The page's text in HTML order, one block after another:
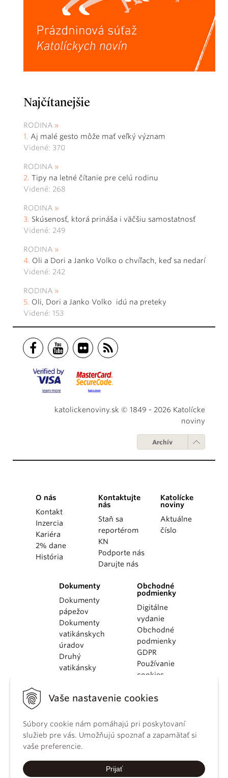
Vaše nastavenie cookies
Súbory cookie nám pomáhajú pri poskytovaní
služieb pre vás. Umožňujú spoznať a zapamätať si
vaše preferencie.
Prijať
Najčítanejšie
RODINA
Aj malé gesto môže mať veľký význam
Videné: 370
RODINA
Tipy na letné čítanie pre celú rodinu
Videné: 268
RODINA
Skúsenosť, ktorá prináša i väčšiu samostatnosť
Videné: 249
RODINA
Oli a Dori a Janko Volko o chvíľach, keď sa nedarí
Videné: 242
RODINA
Oli, Dori a Janko Volko idú na preteky
Videné: 153
katolickenoviny.sk © 1849 - 2026 Katolícke
noviny
Archív
O nás
Kontakt
Inzercia
Kariéra
2% dane
História
Kontaktujte
nás
Staň sa
reportérom
KN
Podporte nás
Darujte nás
Katolícke
noviny
Aktuálne
číslo
Dokumenty
Dokumenty
pápežov
Dokumenty
vatikánskych
úradov
Druhý
vatikánsky
KBS
kánonického
práva
Katechizmus
Obchodné
podmienky
Digitálne
vydanie
Obchodné
podmienky
GDPR
Používanie
cookies